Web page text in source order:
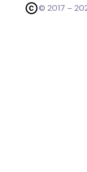
© 2017 –